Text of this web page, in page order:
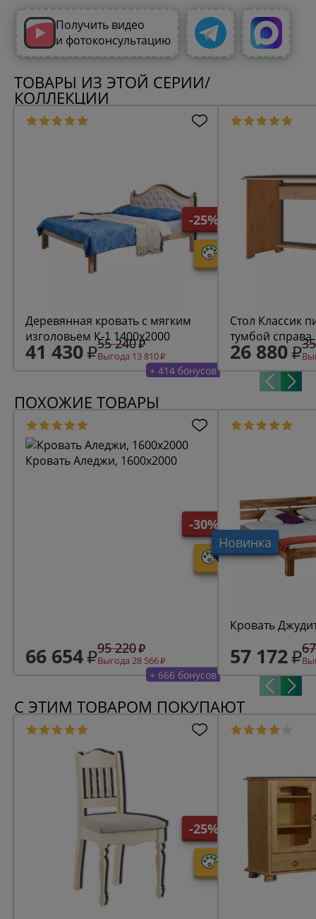
Получить видео
и фотоконсультацию
ТОВАРЫ ИЗ ЭТОЙ СЕРИИ/
КОЛЛЕКЦИИ
-25%
Деревянная кровать с мягким
изголовьем К-1 1400х2000
41 430 55 240
Выгода 13 810
+ 414 бонусов
Стол Классик
тумбой
26 880
ПОХОЖИЕ ТОВАРЫ
-30%
Кровать Аледжи, 1600х2000
66 654 95 220
Выгода 28 566
+ 666 бонусов
Новинка
Кровать
57 172
С ЭТИМ ТОВАРОМ ПОКУПАЮТ
-25%